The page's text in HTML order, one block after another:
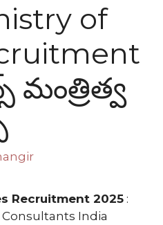
of
మంత్రిత్వ
Recruitment 2025 :
India